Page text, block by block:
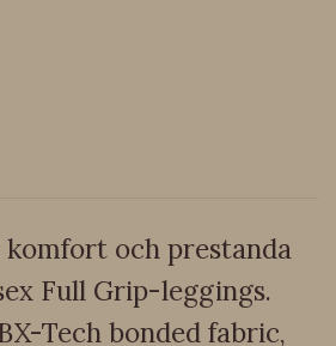
och prestanda
Full Grip-leggings.
Tech bonded fabric,